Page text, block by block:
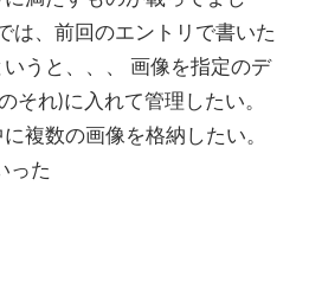
は、前回のエントリで書いた
うと、、、 画像を指定のデ
それ)に入れて管理したい。
複数の画像を格納したい。
った